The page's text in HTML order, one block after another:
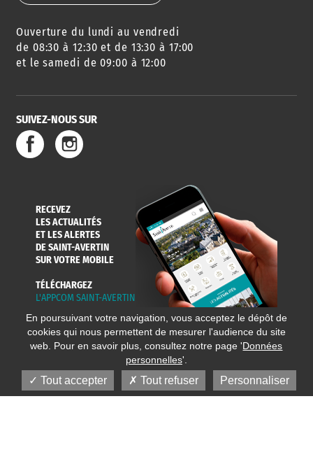
Ouverture du lundi au vendredi
de 08:30 à 12:30 et de 13:30 à 17:00
et le samedi de 09:00 à 12:00
SUIVEZ-NOUS SUR
RECEVEZ
LES ACTUALITÉS
ET LES ALERTES
DE SAINT-AVERTIN
SUR VOTRE MOBILE
TÉLÉCHARGEZ
L'APPCOM SAINT-AVERTIN
En poursuivant votre navigation, vous acceptez le dépôt de
cookies qui nous permettent de mesurer l'audience du site
web. Pour en savoir plus, consultez notre page 'Données
personnelles'.
Tout accepter Tout refuser Personnaliser